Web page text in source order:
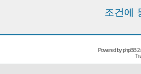
조건에
Powered byphpBB